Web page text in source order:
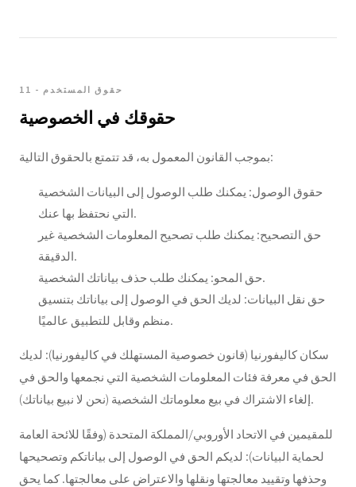
11 - حقوق المستخدم
حقوقك في الخصوصية
بموجب القانون المعمول به، قد تتمتع بالحقوق التالية:
حقوق الوصول: يمكنك طلب الوصول إلى البيانات الشخصية
التي نحتفظ بها عنك.
حق التصحيح: يمكنك طلب تصحيح المعلومات الشخصية غير
الدقيقة.
حق المحو: يمكنك طلب حذف بياناتك الشخصية.
حق نقل البيانات: لديك الحق في الوصول إلى بياناتك بتنسيق
منظم وقابل للتطبيق عالميًا.
سكان كاليفورنيا (قانون خصوصية المستهلك في كاليفورنيا): لديك
الحق في معرفة فئات المعلومات الشخصية التي نجمعها والحق في
إلغاء الاشتراك في بيع معلوماتك الشخصية (نحن لا نبيع بياناتك).
للمقيمين في الاتحاد الأوروبي/المملكة المتحدة (وفقًا للائحة العامة
لحماية البيانات): لديكم الحق في الوصول إلى بياناتكم وتصحيحها
وحذفها وتقييد معالجتها ونقلها والاعتراض على معالجتها. كما يحق